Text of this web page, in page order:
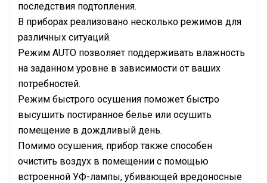
последствия подтопления.
В приборах реализовано несколько режимов для
различных ситуаций.
Режим AUTO позволяет поддерживать влажность
на заданном уровне в зависимости от ваших
потребностей.
Режим быстрого осушения поможет быстро
высушить постиранное белье или осушить
помещение в дождливый день.
Помимо осушения, прибор также способен
очистить воздух в помещении с помощью
встроенной УФ-лампы, убивающей вредоносные